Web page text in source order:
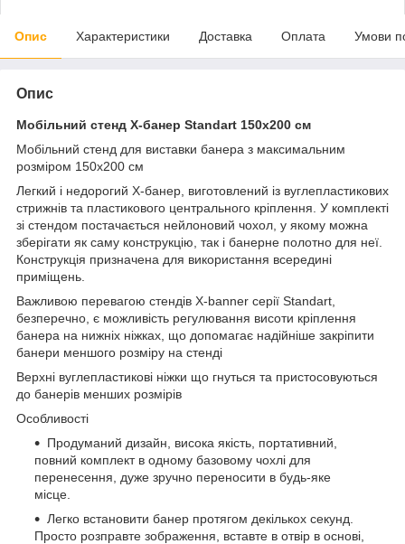
Опис Характеристики Доставка Оплата Умови
Опис
Мобільний стенд X-банер Standart 150х200 см
Мобільний стенд для виставки банера з максимальним
розміром 150х200 см
Легкий і недорогий X-банер, виготовлений із вуглепластикових
стрижнів та пластикового центрального кріплення. У комплекті
зі стендом постачається нейлоновий чохол, у якому можна
зберігати як саму конструкцію, так і банерне полотно для неї.
Конструкція призначена для використання всередині
приміщень.
Важливою перевагою стендів X-banner серії Standart,
безперечно, є можливість регулювання висоти кріплення
банера на нижніх ніжках, що допомагає надійніше закріпити
банери меншого розміру на стенді
Верхні вуглепластикові ніжки що гнуться та пристосовуються
до банерів менших розмірів
Особливості
Продуманий дизайн, висока якість, портативний,
повний комплект в одному базовому чохлі для
перенесення, дуже зручно переносити в будь-яке
місце.
Легко встановити банер протягом декількох секунд.
Просто розправте зображення, вставте в отвір в основі,